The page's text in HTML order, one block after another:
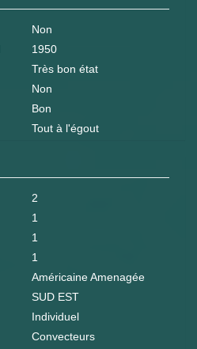
Non
1950
Très bon état
Non
Bon
Tout à l'égout
2
1
1
1
Américaine Amenagée
SUD EST
Individuel
Convecteurs